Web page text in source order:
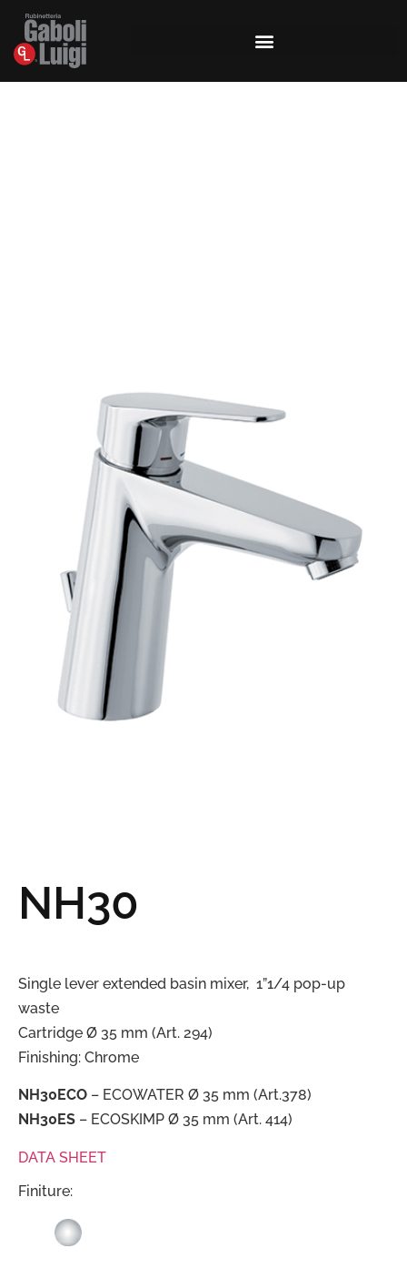
NH30
Single lever extended basin mixer, 1”1/4 pop-up
waste
Cartridge Ø 35 mm (Art. 294)
Finishing: Chrome
NH30ECO – ECOWATER Ø 35 mm (Art.378)
NH30ES – ECOSKIMP Ø 35 mm (Art. 414)
DATA SHEET
Finiture: